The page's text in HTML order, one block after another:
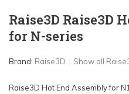
Raise3D Raise3D
for N-series
Brand: Raise3D Show all
Raise3D Hot End Assembly for